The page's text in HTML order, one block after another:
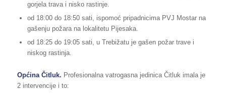
gorjela trava i nisko rastinje.
od 18:00 do 18:50 sati, ispomoć pripadnicima PVJ Mostar na
gašenju požara na lokalitetu Pijesaka.
od 18:25 do 19:05 sati, u Trebižatu je gašen požar trave i
niskog rastinja.
Općina Čitluk. Profesionalna vatrogasna jedinica Čitluk imala je
2 intervencije i to: